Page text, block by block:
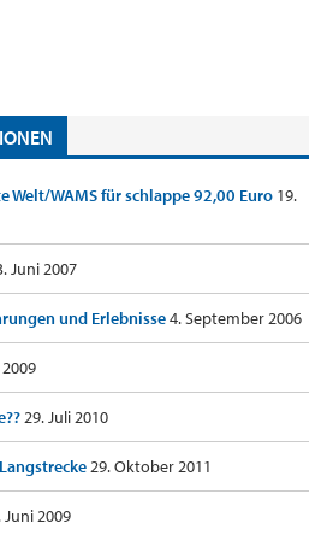
Welt/WAMS für schlappe 92,00 Euro 19.
Juni 2007
und Erlebnisse4. September 2006
29. Juli 2010
29. Oktober 2011
Juni 2009